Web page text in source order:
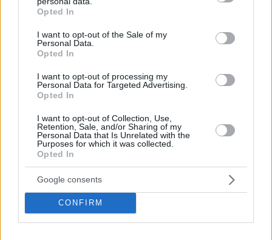
grant or deny consent to Google and its third-party tags to
use your data for below specified purposes in below Google
consent section.
Opted In
I want to opt-out of the Sale of my
Personal Data.
Opted In
I want to opt-out of processing my
Personal Data for Targeted Advertising.
Opted In
I want to opt-out of Collection, Use,
Retention, Sale, and/or Sharing of my
Personal Data that Is Unrelated with the
Purposes for which it was collected.
Opted In
Google consents
CONFIRM
Στην Κρήτη η μέγιστη θα φθάσει τους 33 με 34
βαθμούς και στη νότια Κρήτη τοπικά τους 36
βαθμούς Κελσίου.
ΝΗΣΙΑ ΑΝΑΤΟΛΙΚΟΥ ΑΙΓΑΙΟΥ – ΔΩΔΕΚΑΝΗΣΑ
Καιρός: Αίθριος.
Άνεμοι: Από βόρειες διευθύνσεις 4 με 6, στα
βόρεια πρόσκαιρα τοπικά 7 μποφόρ.
Θερμοκρασία: Από 23 έως 35 με 36 βαθμούς